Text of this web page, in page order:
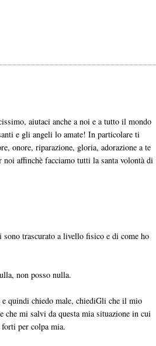
aiutaci anche a noi e a tutto il mondo
e gli angeli lo amate! In particolare ti
onore, riparazione, gloria, adorazione a te
affinchè facciamo tutti la santa volontà di
trascurato a livello fisico e di come ho
non posso nulla.
quindi chiedo male, chiediGli che il mio
che mi salvi da questa mia situazione in cui
per colpa mia.